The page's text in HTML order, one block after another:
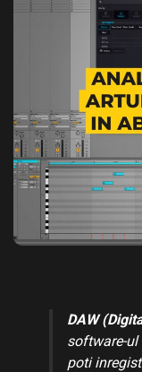
DAW
software-ul
poti